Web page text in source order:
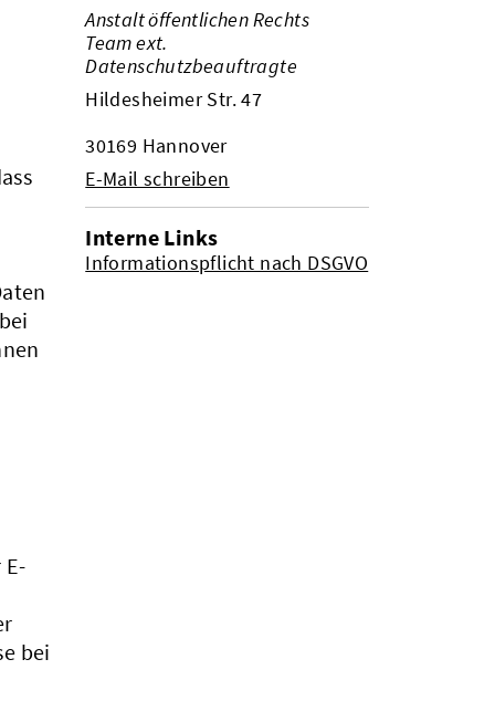
bei
Anstalt öffentlichen Rechts
Team ext.
Datenschutzbeauftragte
Hildesheimer Str. 47
30169 Hannover
E-Mail schreiben
Interne Links
Informationspflicht nach DSGVO